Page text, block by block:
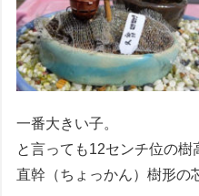
一番大きい子。
と言っても12センチ位の樹
直幹（ちょっかん）樹形の